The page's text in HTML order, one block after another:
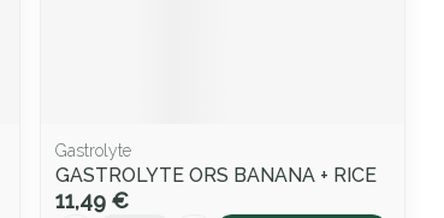
Gastrolyte
GASTROLYTE ORS BANANA + RICE
11,49 €